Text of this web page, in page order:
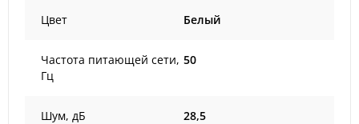
Цвет Белый
Частота питающей сети,
Гц
50
Шум, дБ 28,5